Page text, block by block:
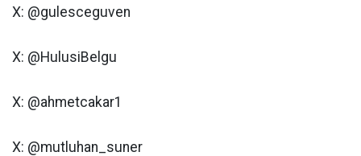
X: @gulesceguven
X: @HulusiBelgu
X: @ahmetcakar1
X: @mutluhan_suner